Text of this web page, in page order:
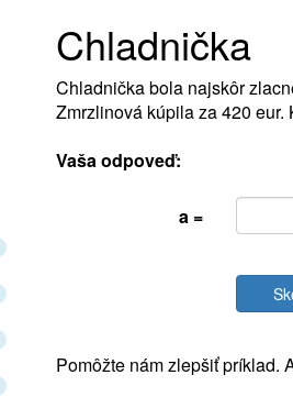
Chladnička
Chladnička bola najskôr
Zmrzlinová kúpila za 420
Vaša odpoveď:
a =
Pomôžte nám zlepšiť príklad.